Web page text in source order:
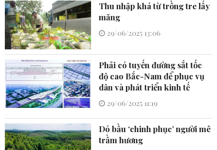
Thu nhập khá từ trồng tre lấy
măng
29/06/2025 13:06
Phải có tuyến đường sắt tốc
độ cao Bắc-Nam để phục vụ
dân và phát triển kinh tế
29/06/2025 11:19
Dó bầu ‘chinh phục’ người mê
trầm hương